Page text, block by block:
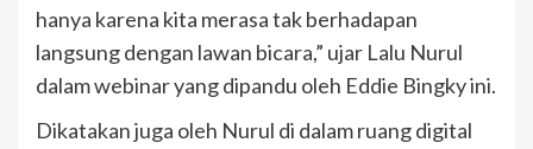
hanya karena kita merasa tak berhadapan
langsung dengan lawan bicara,” ujar Lalu Nurul
dalam webinar yang dipandu oleh Eddie Bingky ini.
Dikatakan juga oleh Nurul di dalam ruang digital